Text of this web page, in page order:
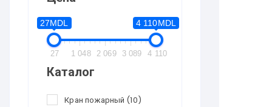
27MDL 4 110MDL
27 1 048 2 069 3 089 4 110
Каталог
Кран пожарный (10)